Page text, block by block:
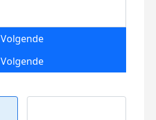
Volgende
Volgende